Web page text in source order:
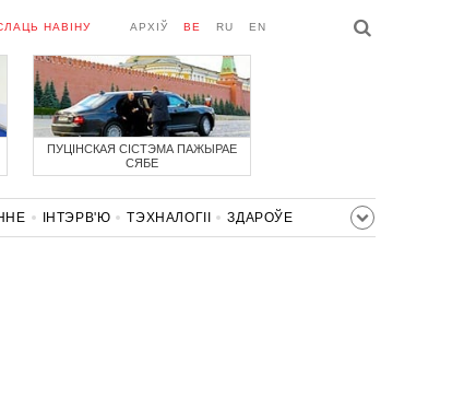
НАВІНУ АРХІЎ BE RU EN
ПУЦІНСКАЯ СІСТЭМА ПАЖЫРАЕ
СЯБЕ
ІНТЭРВ'Ю ТЭХНАЛОГІІ
ЗДАРОЎЕ